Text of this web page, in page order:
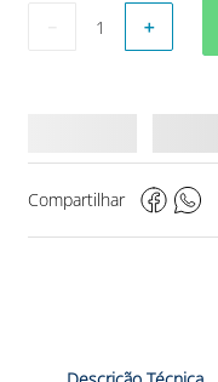
＋
Compartilhar